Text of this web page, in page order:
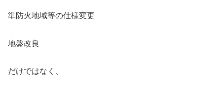
準防火地域等の仕様変更
地盤改良
だけではなく、